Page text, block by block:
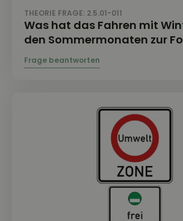
THEORIE FRAGE: 2.5.01-011
Was hat das Fahren mit
den Sommermonaten zur